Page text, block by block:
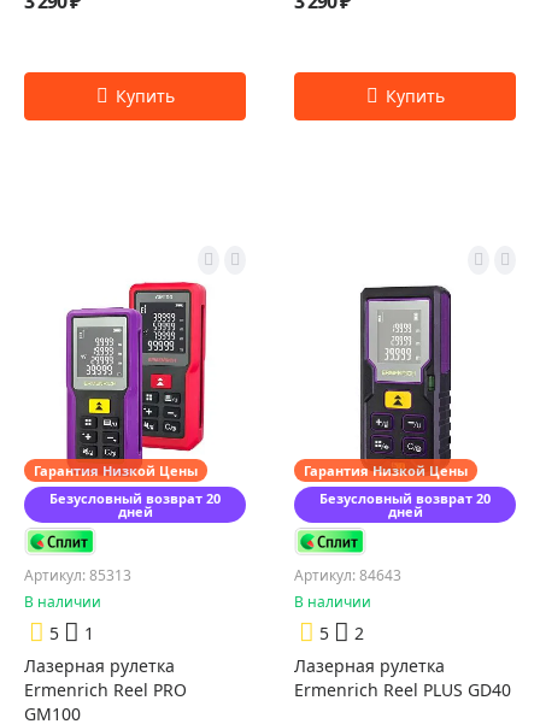
Гарантия Низкой Цены
Безусловный возврат 20
дней
Артикул: 85313
В наличии
5
1
Лазерная рулетка
Ermenrich Reel PRO
GM100
Гарантия Низкой Цены
Безусловный возврат 20
дней
Артикул: 84643
В наличии
5
2
Лазерная рулетка
Ermenrich Reel PLUS GD40